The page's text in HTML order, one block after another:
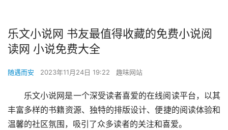
乐文小说网 书友最值得收藏的免费小说阅
读网 小说免费大全
随遇而安 2023年11月24日 19:22 趣味网站
乐文小说网是一个深受读者喜爱的在线阅读平台，以其
丰富多样的书籍资源、独特的排版设计、便捷的阅读体验和
温馨的社区氛围，吸引了众多读者的关注和喜爱。